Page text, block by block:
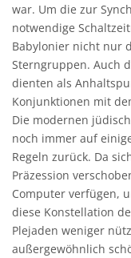
war. Um die zur
notwendige
Babylonier nicht nur
Sterngruppen. Auch
dienten als
Konjunktionen mit
Die modernen
noch immer auf
Regeln zurück. Da
Präzession
Computer verfügen,
diese Konstellation
Plejaden weniger
außergewöhnlich